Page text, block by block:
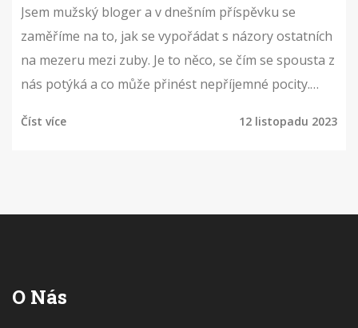
Jsem mužský bloger a v dnešním příspěvku se
zaměříme na to, jak se vypořádat s názory ostatních
na mezeru mezi zuby. Je to něco, se čím se spousta z
nás potýká a co může přinést nepříjemné pocity.
sebeakceptaci a naučit se žít s tím, co nás dělá
Číst více 12 listopadu 2023
O Nás